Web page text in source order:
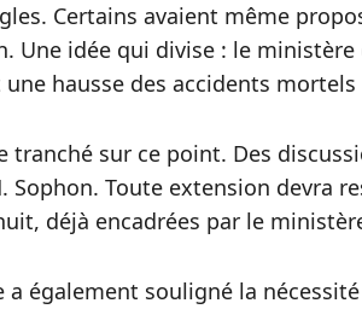
Certains avaient même
Une idée qui divise : le
une hausse des accidents
tranché sur ce point. Des
Sophon. Toute extension devra
déjà encadrées par le
également souligné la